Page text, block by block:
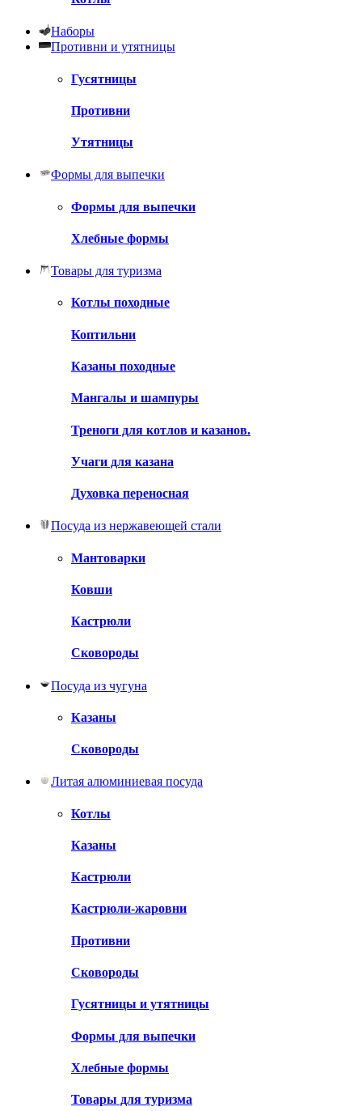
Наборы
Противни и утятницы
Гусятницы
Противни
Утятницы
Формы для выпечки
Формы для выпечки
Хлебные формы
Товары для туризма
Котлы походные
Коптильни
Казаны походные
Мангалы и шампуры
Треноги для котлов и казанов.
Учаги для казана
Духовка переносная
Посуда из нержавеющей стали
Мантоварки
Ковши
Кастрюли
Сковороды
Посуда из чугуна
Казаны
Сковороды
Литая алюминиевая посуда
Котлы
Казаны
Кастрюли
Кастрюли-жаровни
Противни
Сковороды
Гусятницы и утятницы
Формы для выпечки
Хлебные формы
Товары для туризма